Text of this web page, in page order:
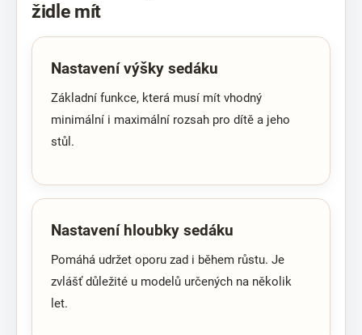
židle mít
Nastavení výšky sedáku
Základní funkce, která musí mít vhodný
minimální i maximální rozsah pro dítě a jeho
stůl.
Nastavení hloubky sedáku
Pomáhá udržet oporu zad i během růstu. Je
zvlášť důležité u modelů určených na několik
let.